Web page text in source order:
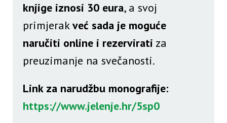
knjige iznosi 30 eura, a svoj
primjerakveć sada je moguće
naručiti online i rezervirati za
preuzimanje na svečanosti.
Link za narudžbu monografije:
https://www.jelenje.hr/5sp0